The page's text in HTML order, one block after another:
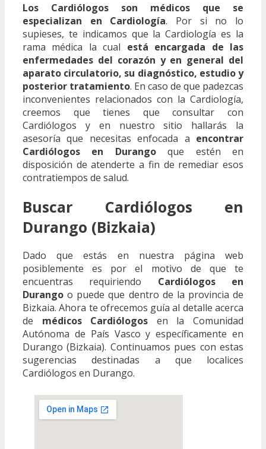
Los Cardiólogos son médicos que se
especializan en Cardiología. Por si no lo
supieses, te indicamos que la Cardiología es la
rama médica la cual está encargada de las
enfermedades del corazón y en general del
aparato circulatorio, su diagnóstico, estudio y
posterior tratamiento. En caso de que padezcas
inconvenientes relacionados con la Cardiología,
creemos que tienes que consultar con
Cardiólogos y en nuestro sitio hallarás la
asesoría que necesitas enfocada a encontrar
Cardiólogos en Durangoque estén en
disposición de atenderte a fin de remediar esos
contratiempos de salud.
Buscar Cardiólogos en
Durango (Bizkaia)
Dado que estás en nuestra página web
posiblemente es por el motivo de que te
encuentras requiriendo Cardiólogos en
Durango o puede que dentro de la provincia de
Bizkaia. Ahora te ofrecemos guía al detalle acerca
de médicos Cardiólogos en la Comunidad
Autónoma de País Vasco y específicamente en
Durango (Bizkaia). Continuamos pues con estas
sugerencias destinadas a que localices
Cardiólogos en Durango.